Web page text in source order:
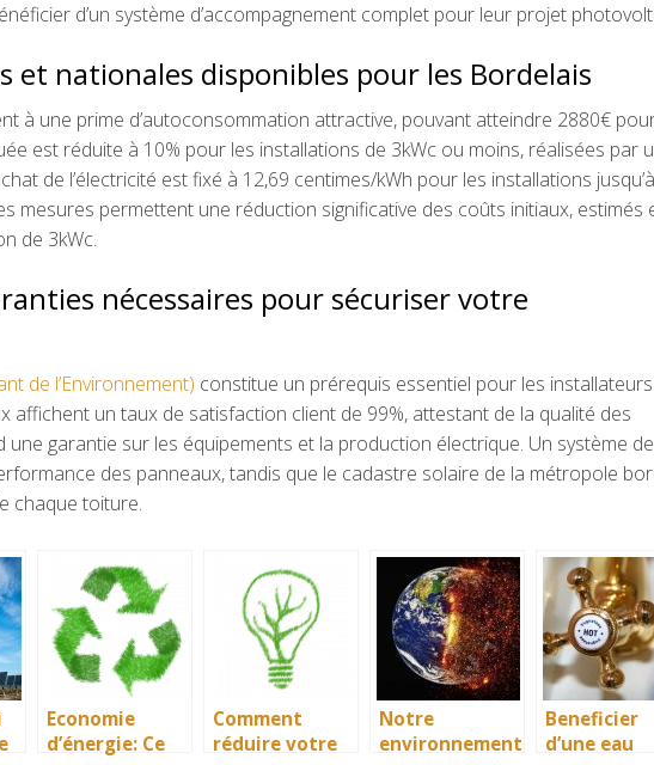
d’un système d’accompagnement complet pour leur projet
et nationales disponibles pour les Bordelais
à une prime d’autoconsommation attractive, pouvant atteindre 2880€
est réduite à 10% pour les installations de 3kWc ou moins, réalisées par
de l’électricité est fixé à 12,69 centimes/kWh pour les installations
mesures permettent une réduction significative des coûts initiaux, estimés
de 3kWc.
nécessaires pour sécuriser votre
de l’Environnement) constitue un prérequis essentiel pour les
affichent un taux de satisfaction client de 99%, attestant de la qualité des
une garantie sur les équipements et la production électrique. Un système
des panneaux, tandis que le cadastre solaire de la métropole
chaque toiture.
Economie
d’énergie: Ce
Comment
réduire votre
Notre
environnement
Beneficier
d’une eau